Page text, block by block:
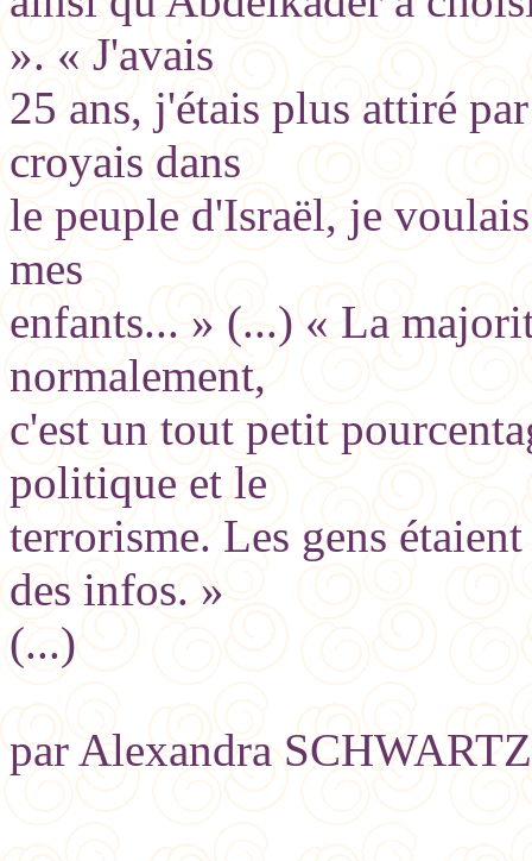
». « J'avais
25 ans, j'étais plus attiré
croyais dans
le peuple d'Israël, je
mes
enfants... » (...) « La
normalement,
c'est un tout petit
politique et le
terrorisme. Les gens
des infos. »
(...)
par Alexandra